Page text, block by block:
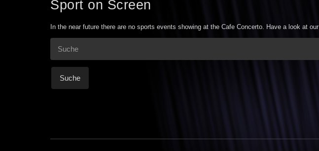
Sport on Screen
In the near future there are no sports events showing at the Cafe Concerto. Have a look at our